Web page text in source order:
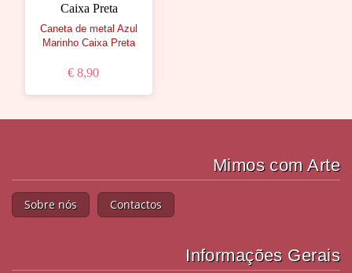
Caneta de metal Azul
Marinho Caixa Preta
€ 8,90
Mimos com Arte
Sobre nós Contactos
Informações Gerais